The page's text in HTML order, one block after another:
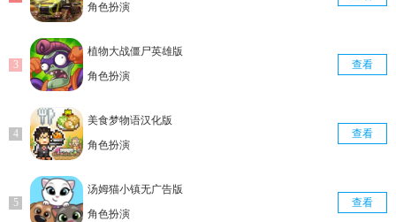
角色扮演
植物大战僵尸英雄版
角色扮演
查看
美食梦物语汉化版
角色扮演
查看
汤姆猫小镇无广告版
角色扮演
查看